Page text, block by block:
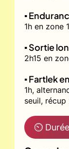
▪️
1h en zone
▪️ Sortie
2h15 en
▪️ Fartlek
1h,
seuil, récup
⏲